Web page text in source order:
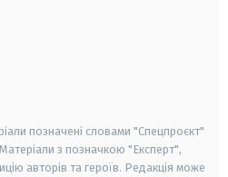
позначені словами "Спецпроєкт"
з позначкою "Експерт",
авторів та героїв. Редакція може